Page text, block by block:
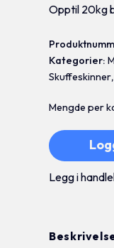
Opptil 20kg
Kategorier:
Skuffeskinner
Mengde per
Legg i